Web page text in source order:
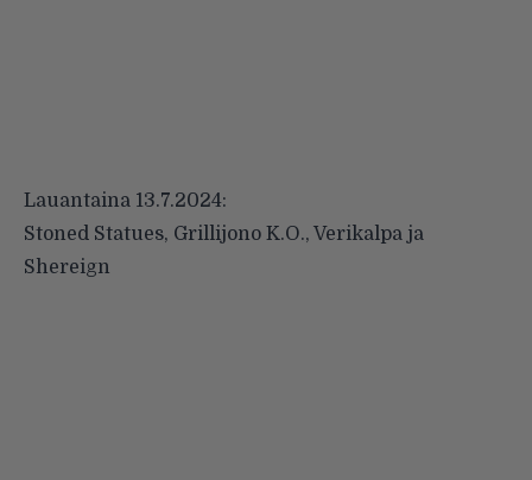
Lauantaina 13.7.2024:
Stoned Statues, Grillijono K.O., Verikalpa ja
Shereign